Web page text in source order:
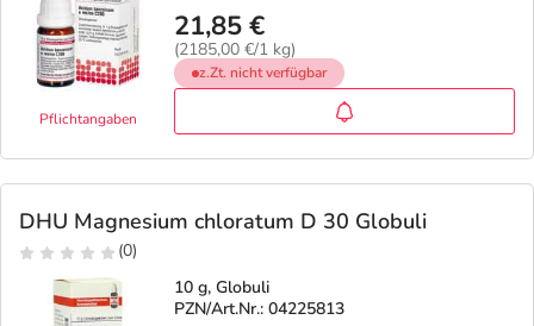
Pflichtangaben
21,85 €
(2185,00 €/1 kg)
z.Zt. nicht verfügbar
DHU Magnesium chloratum D 30 Globuli
(0)
10 g, Globuli
PZN/Art.Nr.: 04225813